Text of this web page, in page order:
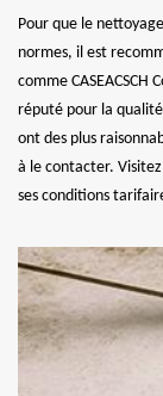
Pour que le
normes, il est
comme
réputé pour la
ont des plus
à le contacter.
ses conditions